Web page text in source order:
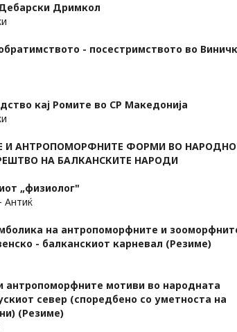
Дримкол
- посестримството во
кај Ромите во СР Македонија
И АНТРОПОМОРФНИТЕ ФОРМИ ВО
НА БАЛКАНСКИТЕ НАРОДИ
„физиолог"
Антиќ
на антропоморфните и
- балканскиот карневал (Резиме)
антропоморфните мотиви во народната
север (споредбено со уметноста на
(Резиме)